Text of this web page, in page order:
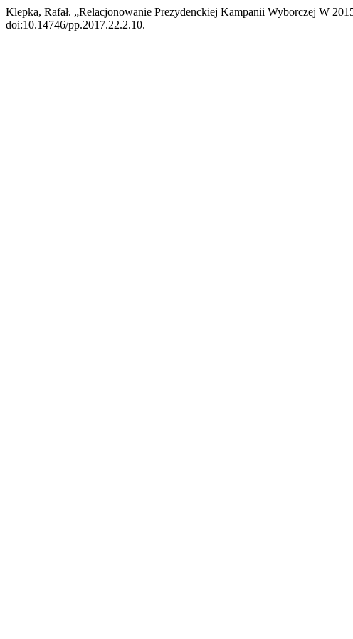
Klepka, Rafał. „Relacjonowanie Prezydenckiej Kampanii Wyborczej W
doi:10.14746/pp.2017.22.2.10.